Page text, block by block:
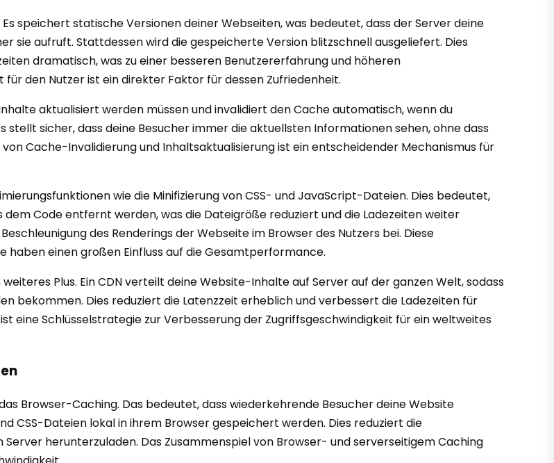
speichert statische Versionen deiner Webseiten, was bedeutet, dass der Server deine
sie aufruft. Stattdessen wird die gespeicherte Version blitzschnell ausgeliefert. Dies
dramatisch, was zu einer besseren Benutzererfahrung und höheren
den Nutzer ist ein direkter Faktor für dessen Zufriedenheit.
aktualisiert werden müssen und invalidiert den Cache automatisch, wenn du
sicher, dass deine Besucher immer die aktuellsten Informationen sehen, ohne dass
Cache-Invalidierung und Inhaltsaktualisierung ist ein entscheidender Mechanismus für
wie die Minifizierung von CSS- und JavaScript-Dateien. Dies bedeutet,
Code entfernt werden, was die Dateigröße reduziert und die Ladezeiten weiter
des Renderings der Webseite im Browser des Nutzers bei. Diese
einen großen Einfluss auf die Gesamtperformance.
Plus. Ein CDN verteilt deine Website-Inhalte auf Server auf der ganzen Welt, sodass
bekommen. Dies reduziert die Latenzzeit erheblich und verbessert die Ladezeiten für
eine Schlüsselstrategie zur Verbesserung der Zugriffsgeschwindigkeit für ein weltweites
Browser-Caching. Das bedeutet, dass wiederkehrende Besucher deine Website
CSS-Dateien lokal in ihrem Browser gespeichert werden. Dies reduziert die
herunterzuladen. Das Zusammenspiel von Browser- und serverseitigem Caching